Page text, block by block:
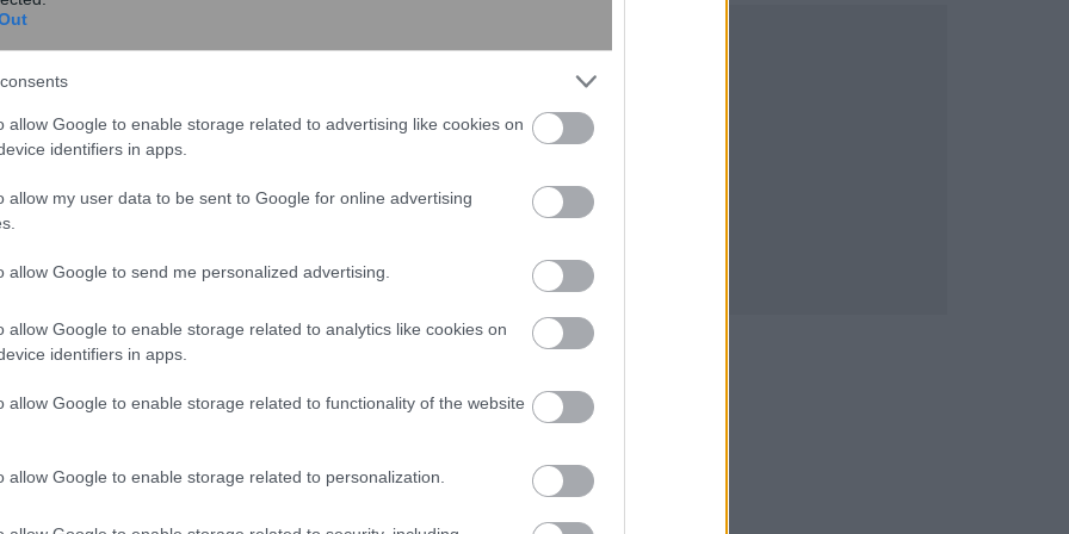
allow Google to enable storage related to advertising like cookies on
identifiers in apps.
allow my user data to be sent to Google for online advertising
allow Google to send me personalized advertising.
allow Google to enable storage related to analytics like cookies on
identifiers in apps.
allow Google to enable storage related to functionality of the website
allow Google to enable storage related to personalization.
Ακρίβεια: Παρατείνονται τα μέτρα για
τον έλεγχο των τιμών –
Πενταπλασιάζεται το πρόστιμο για
παραβάσεις στο πλαφόν
Επεκτείνονται έως τις 31 Δεκεμβρίου 2024 τα
μέτρα και οι παρεμβάσεις για τον έλεγχο των
Ανασφάλιστα οχήματα: Έρχονται
ιδιοκτήτες
Οικονομικών στέλνει τελεσίγραφο σε